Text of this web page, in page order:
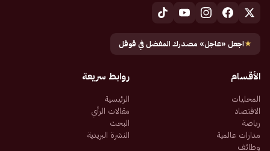
★اجعل «عاجل» مصدرك المفضل في قوقل
الأقسام
المحليات
الاقتصاد
رياضة
مدارات عالمية
وظائف
روابط سريعة
الرئيسية
مقالات الرأي
البحث
النشرة البريدية